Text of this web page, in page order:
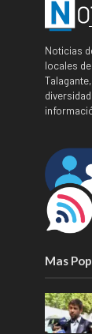
Noticias
locales
Mas